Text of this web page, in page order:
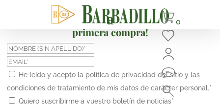
¡Suscríbete y obtén un 10% de descuento en tu
primera compra!
He leído y acepto la política de privacidad del sitio y las
condiciones de tratamiento de mis datos de carácter personal.*
Quiero suscribirme a vuestro boletín de noticias*
0